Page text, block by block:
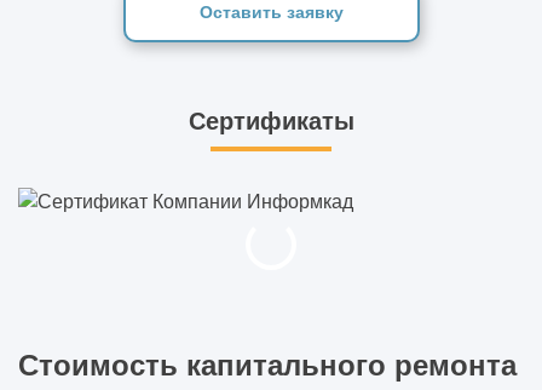
Оставить заявку
Сертификаты
Стоимость капитального ремонта